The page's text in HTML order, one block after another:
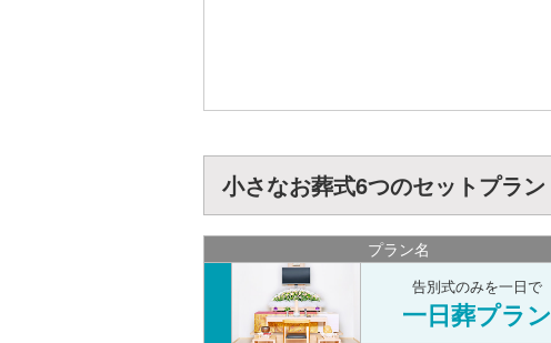
小さなお葬式6つのセットプラン
プラン名
告別式のみを一日で
一日葬プラン